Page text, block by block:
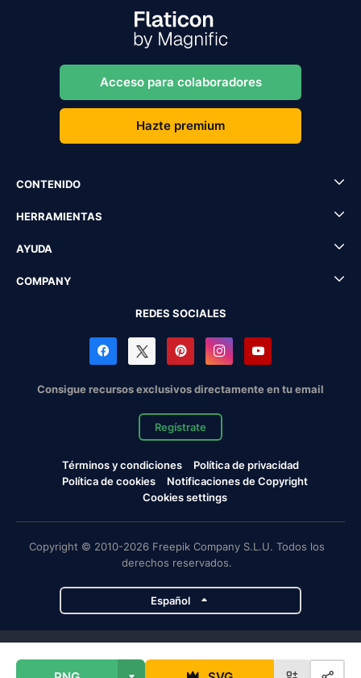
Acceso para colaboradores
Hazte premium
CONTENIDO
HERRAMIENTAS
AYUDA
COMPANY
REDES SOCIALES
Consigue recursos exclusivos directamente en tu email
Regístrate
Términos y condiciones
Política de privacidad
Política de cookies
Notificaciones de Copyright
Cookies settings
Copyright © 2010-2026 Freepik Company S.L.U. Todos los
derechos reservados.
Español